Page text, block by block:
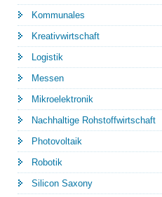
Kommunales
Kreativwirtschaft
Logistik
Messen
Mikroelektronik
Nachhaltige Rohstoffwirtschaft
Photovoltaik
Robotik
Silicon Saxony